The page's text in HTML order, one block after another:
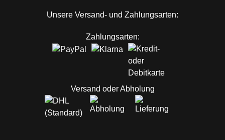
Unsere Versand- und Zahlungsarten:
Zahlungsarten:
Versand oder Abholung